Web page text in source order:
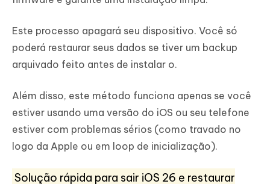
Este processo apagará seu dispositivo. Você só
poderá restaurar seus dados se tiver um backup
arquivado feito antes de instalar o.
Além disso, este método funciona apenas se você
estiver usando uma versão do iOS ou seu telefone
estiver com problemas sérios (como travado no
logo da Apple ou em loop de inicialização).
Solução rápida para sair iOS 26 e restaurar